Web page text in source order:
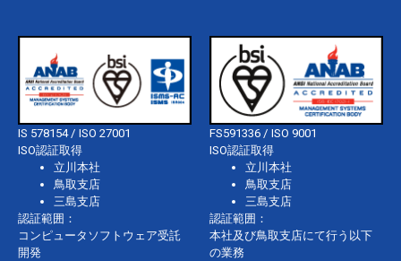
IS 578154 / ISO 27001
ISO認証取得
立川本社
鳥取支店
三島支店
認証範囲：
コンピュータソフトウェア受託
開発
FS591336 / ISO 9001
ISO認証取得
立川本社
鳥取支店
三島支店
認証範囲：
本社及び鳥取支店にて行う以下
の業務